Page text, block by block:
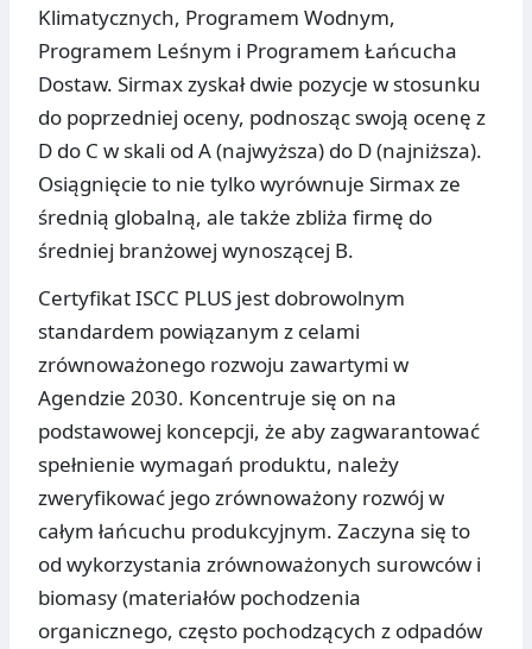
Klimatycznych, Programem Wodnym,
Programem Leśnym i Programem Łańcucha
Dostaw. Sirmax zyskał dwie pozycje w stosunku
do poprzedniej oceny, podnosząc swoją ocenę z
D do C w skali od A (najwyższa) do D (najniższa).
Osiągnięcie to nie tylko wyrównuje Sirmax ze
średnią globalną, ale także zbliża firmę do
średniej branżowej wynoszącej B.
Certyfikat ISCC PLUS jest dobrowolnym
standardem powiązanym z celami
zrównoważonego rozwoju zawartymi w
Agendzie 2030. Koncentruje się on na
podstawowej koncepcji, że aby zagwarantować
spełnienie wymagań produktu, należy
zweryfikować jego zrównoważony rozwój w
całym łańcuchu produkcyjnym. Zaczyna się to
od wykorzystania zrównoważonych surowców i
biomasy (materiałów pochodzenia
organicznego, często pochodzących z odpadów